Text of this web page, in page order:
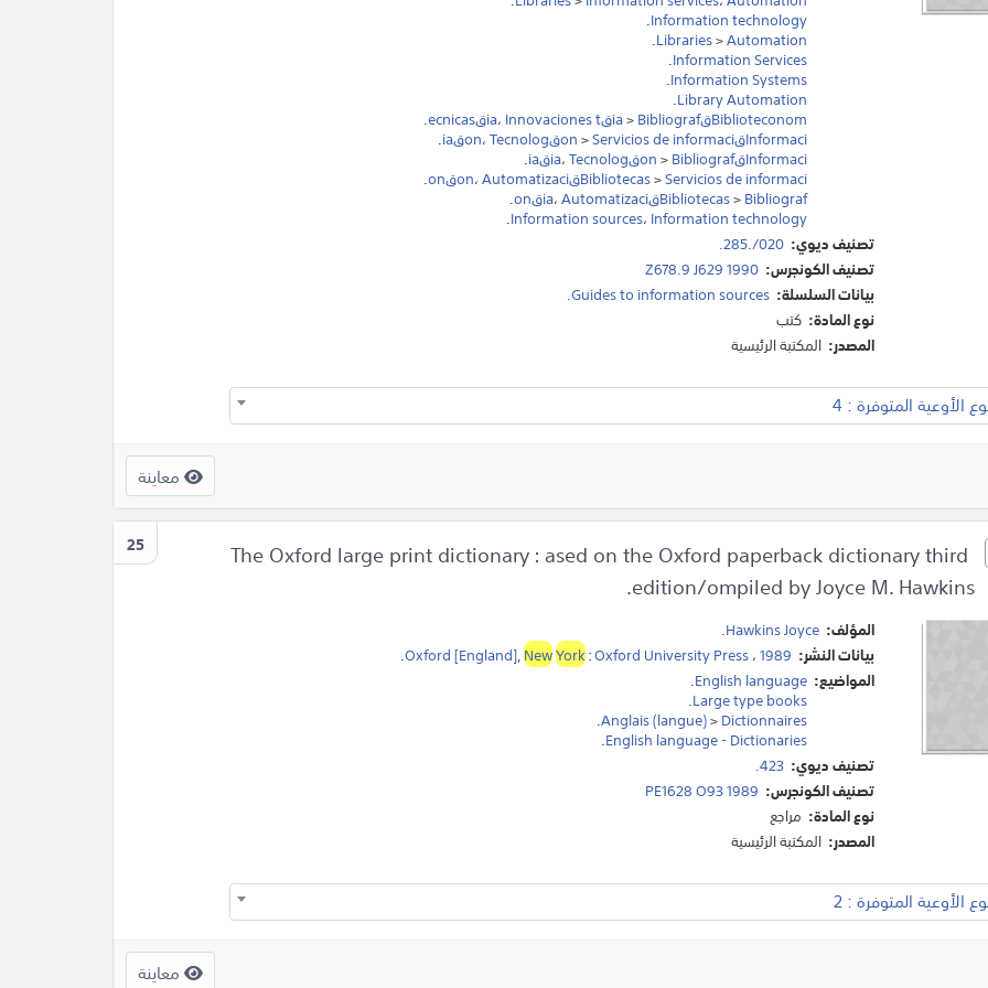
Information technology
.
Libraries>Automation
.
Information Services
.
Information Systems
.
Library Automation
.
Biblioteconomقia >Bibliografقia ، Innovaciones tقecnicas .
Informaciقon >Servicios de informaciقon ،Tecnologقia .
Informaciقon >Bibliografقia ،Tecnologقia .
Bibliotecas>Servicios de informaciقon ،Automatizaciقon .
Bibliotecas>Bibliografقia ،Automatizaciقon .
Information sources، Information technology
.
تصنيف ديوي: 020/.285.
تصنيف الكونجرس: Z678.9 J629 1990
بيانات السلسلة: Guides to information sources.
نوع المادة: كتب
المصدر: المكتبة الرئيسية
الأوعية المتوفرة : 4
معاينة
25
The Oxford large print dictionary : ased on the Oxford paperback dictionary third
edition/ompiled by Joyce M. Hawkins.
المؤلف: Hawkins Joyce
.
بيانات النشر:
Oxford [England],NewYork:Oxford University Press،1989
.
المواضيع: English language
.
Large type books
.
Anglais (langue)>Dictionnaires
.
English language - Dictionaries
.
تصنيف ديوي: 423.
تصنيف الكونجرس: PE1628 O93 1989
نوع المادة: مراجع
المصدر: المكتبة الرئيسية
الأوعية المتوفرة : 2
معاينة